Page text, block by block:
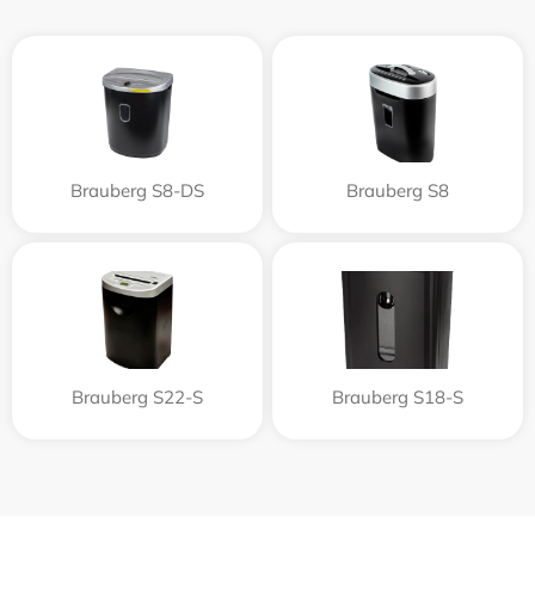
Brauberg S8-DS Brauberg S8
Brauberg S22-S Brauberg S18-S